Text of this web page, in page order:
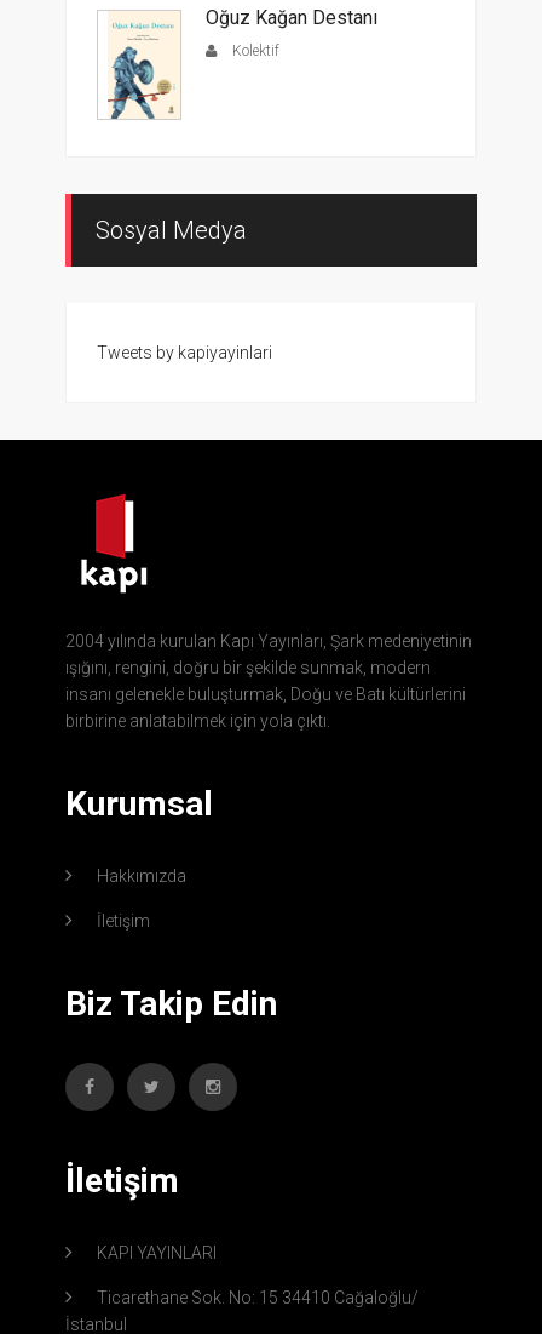
Oğuz Kağan Destanı
Kolektif
Sosyal Medya
Tweets by kapiyayinlari
2004 yılında kurulan Kapı Yayınları, Şark medeniyetinin
ışığını, rengini, doğru bir şekilde sunmak, modern
insanı gelenekle buluşturmak, Doğu ve Batı kültürlerini
birbirine anlatabilmek için yola çıktı.
Kurumsal
Hakkımızda
İletişim
Biz Takip Edin
İletişim
KAPI YAYINLARI
Ticarethane Sok. No: 15 34410 Cağaloğlu/
İstanbul